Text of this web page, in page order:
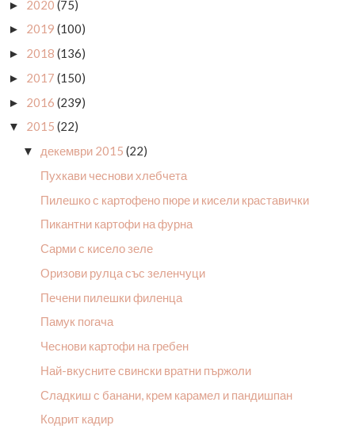
► 2020 (75)
► 2019 (100)
► 2018 (136)
► 2017 (150)
► 2016 (239)
▼ 2015 (22)
▼ декември 2015 (22)
Пухкави чеснови хлебчета
Пилешко с картофено пюре и кисели краставички
Пикантни картофи на фурна
Сарми с кисело зеле
Оризови рулца със зеленчуци
Печени пилешки филенца
Памук погача
Чеснови картофи на гребен
Най-вкусните свински вратни пържоли
Сладкиш с банани, крем карамел и пандишпан
Кодрит кадир